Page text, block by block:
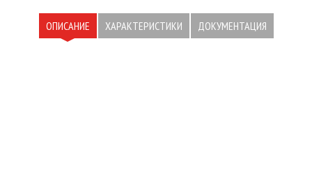
ОПИСАНИЕ ХАРАКТЕРИСТИКИ ДОКУМЕНТАЦИЯ